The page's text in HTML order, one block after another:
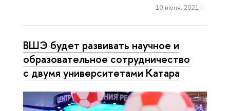
10 июня, 2021 г.
ВШЭ будет развивать научное и
образовательное сотрудничество
с двумя университетами Катара